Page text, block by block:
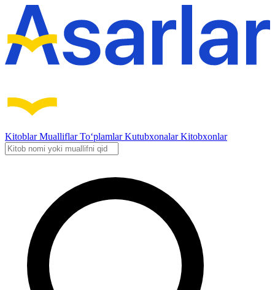
KitoblarMualliflarTo‘plamlarKutubxonalarKitobxonlar